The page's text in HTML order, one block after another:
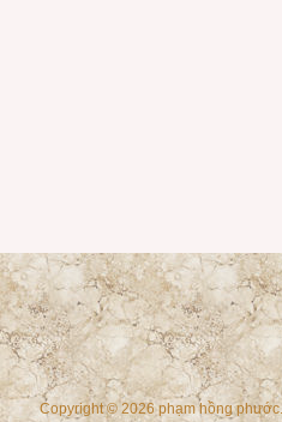
Copyright © 2026 phạm hồng